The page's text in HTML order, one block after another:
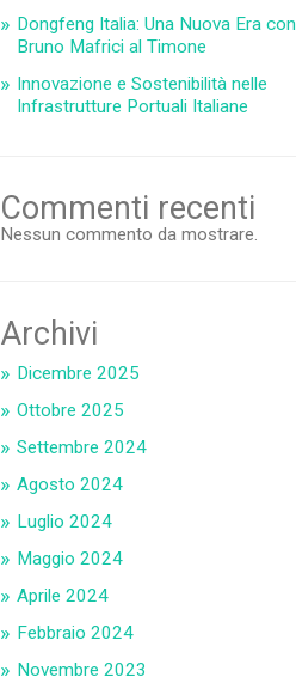
Dongfeng Italia: Una Nuova Era con
Bruno Mafrici al Timone
Innovazione e Sostenibilità nelle
Infrastrutture Portuali Italiane
Commenti recenti
Nessun commento da mostrare.
Archivi
Dicembre 2025
Ottobre 2025
Settembre 2024
Agosto 2024
Luglio 2024
Maggio 2024
Aprile 2024
Febbraio 2024
Novembre 2023